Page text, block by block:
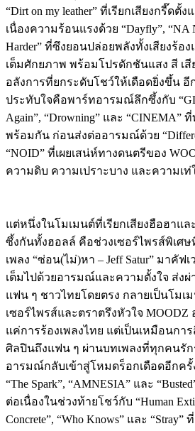
“Dirt on my leather” ที่เรียกเสียงกรี๊ด
เนื่องความร้อนแรงด้วย “Dayfly”, “NA
Harder” ที่ซึงยอนปล่อยพลังทั้งเสียงร้อง
เต็มศักยภาพ พร้อมโปรดักชันแสง สี เสี
อลังการที่ยกระดับโชว์ให้เดือดยิ่งขึ้น
ประทับใจคือพาร์ทอารมณ์ลึกซึ้งกับ
Again”, “Drowning” และ “CINEMA”
พร้อมกัน ก่อนส่งต่ออารมณ์ด้วย
“NOID” ที่เผยเสน่ห์ทางดนตรีของ
ความดิบ ความเปราะบาง และความเ
แต่หนึ่งในโมเมนต์ที่เรียกเสียงฮือฮาแ
ซึ้งกันทั้งฮอลล์ คือช่วงเซอร์ไพรส์พิเศษ
เพลง “ซ่อน(ไม่)หา – Jeff Satur” มาคัฟ
เต็มไปด้วยอารมณ์และความตั้งใจ ส่ง
แฟน ๆ ชาวไทยโดยตรง กลายเป็นโมเ
เซอร์ไพรส์และตราตรึงหัวใจ MOODZ
แค่การร้องเพลงไทย แต่เป็นเหมือนกา
ศิลปินถึงแฟน ๆ ผ่านบทเพลงที่ทุกคนรั
อารมณ์กลับเข้าสู่โหมดร็อกเดือดอีกครั้ง
“The Spark”, “AMNESIA” และ
ต่อเนื่องในช่วงท้ายโชว์กับ “Human
Concrete”, “Who Knows” และ “Stray”